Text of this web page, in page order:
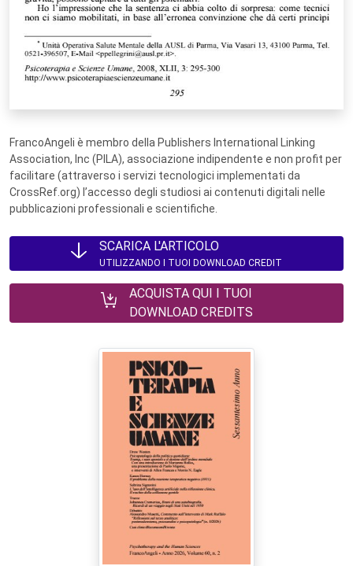
FrancoAngeli è membro della Publishers International Linking
Association, Inc (PILA), associazione indipendente e non profit per
facilitare (attraverso i servizi tecnologici implementati da
CrossRef.org) l’accesso degli studiosi ai contenuti digitali nelle
pubblicazioni professionali e scientifiche.
SCARICA L'ARTICOLO
UTILIZZANDO I TUOI DOWNLOAD CREDIT
ACQUISTA QUI I TUOI
DOWNLOAD CREDITS